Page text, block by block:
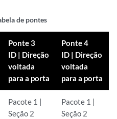
de pontes
Ponte 3
ID | Direção
voltada
para a porta
Ponte 4
ID | Direção
voltada
para a porta
Pacote 1 |
Seção 2
Pacote 1 |
Seção 2